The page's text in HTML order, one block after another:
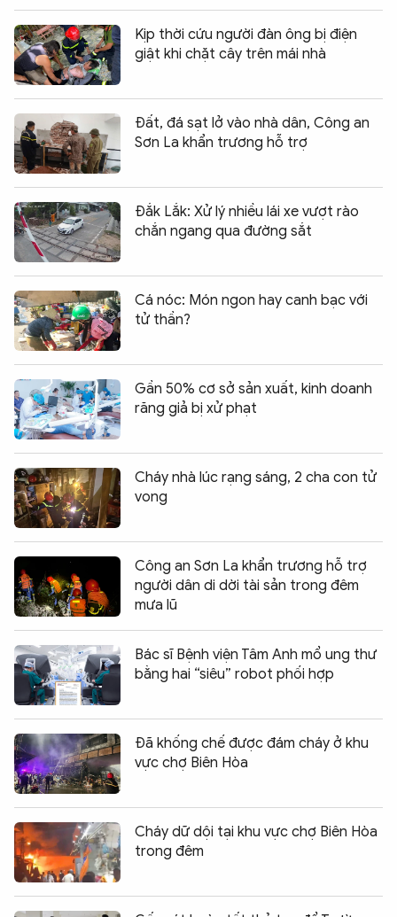
Kịp thời cứu người đàn ông bị điện
giật khi chặt cây trên mái nhà
Đất, đá sạt lở vào nhà dân, Công an
Sơn La khẩn trương hỗ trợ
Đắk Lắk: Xử lý nhiều lái xe vượt rào
chắn ngang qua đường sắt
Cá nóc: Món ngon hay canh bạc với
tử thần?
Gần 50% cơ sở sản xuất, kinh doanh
răng giả bị xử phạt
Cháy nhà lúc rạng sáng, 2 cha con tử
vong
Công an Sơn La khẩn trương hỗ trợ
người dân di dời tài sản trong đêm
mưa lũ
Bác sĩ Bệnh viện Tâm Anh mổ ung thư
bằng hai “siêu” robot phối hợp
Đã khống chế được đám cháy ở khu
vực chợ Biên Hòa
Cháy dữ dội tại khu vực chợ Biên Hòa
trong đêm